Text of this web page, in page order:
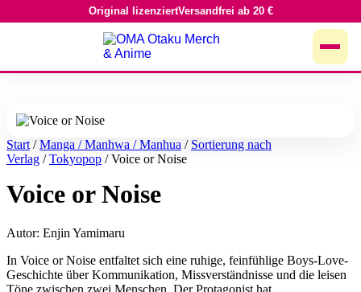
Inhalt
Original lizenziertVersandfrei ab 20 €
Start /Manga / Manhwa / Manhua / Sortierung nach
Verlag /Tokyopop / Voice or Noise
Voice or Noise
Autor: Enjin Yamimaru
In Voice or Noise entfaltet sich eine ruhige, feinfühlige Boys-Love-
Geschichte über Kommunikation, Missverständnisse und die leisen